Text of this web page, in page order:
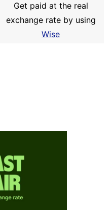
Get paid at the real
exchange rate by using
Wise